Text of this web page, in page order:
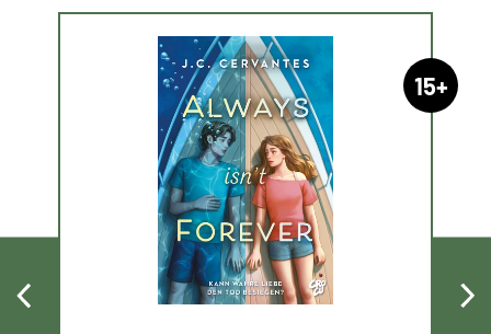
15+